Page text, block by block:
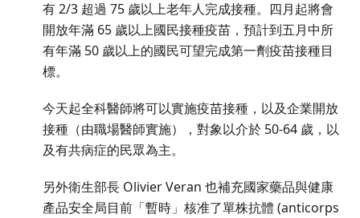
有 2/3 超過 75 歲以上老年人完成接種。四月起將會
開放年滿 65 歲以上國民接種疫苗，預計到五月中所
有年滿 50 歲以上的國民可望完成第一劑疫苗接種目
標。
今天起全科醫師將可以實施疫苗接種，以及企業開放
接種（由職場醫師實施），對象以介於 50-64 歲，以
及有共病症的民眾為主。
另外衛生部長 Olivier Veran 也補充國家藥品與健康
產品安全局目前「暫時」核准了單株抗體 (anticorps